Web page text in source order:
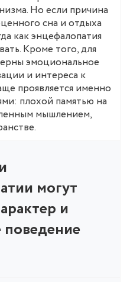
Но если причина
сна и отдыха
как энцефалопатия
Кроме того, для
эмоциональное
и интереса к
проявляется именно
плохой памятью на
мышлением,
могут
и